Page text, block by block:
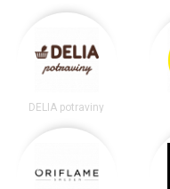
DELIA potraviny